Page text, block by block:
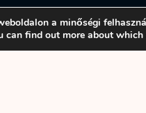
a minőségi
can find out more about